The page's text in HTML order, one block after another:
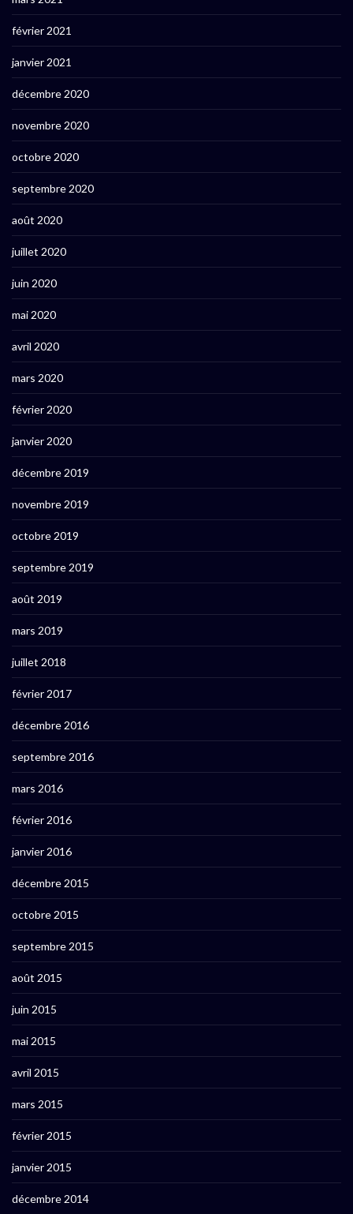
février 2021
janvier 2021
décembre 2020
novembre 2020
octobre 2020
septembre 2020
août 2020
juillet 2020
juin 2020
mai 2020
avril 2020
mars 2020
février 2020
janvier 2020
décembre 2019
novembre 2019
octobre 2019
septembre 2019
août 2019
mars 2019
juillet 2018
février 2017
décembre 2016
septembre 2016
mars 2016
février 2016
janvier 2016
décembre 2015
octobre 2015
septembre 2015
août 2015
juin 2015
mai 2015
avril 2015
mars 2015
février 2015
janvier 2015
décembre 2014